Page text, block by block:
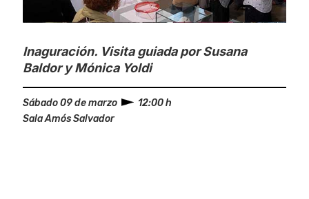
Inaguración. Visita guiada por Susana
Baldor y Mónica Yoldi
Sábado 09 de marzo
12:00 h
Sala Amós Salvador